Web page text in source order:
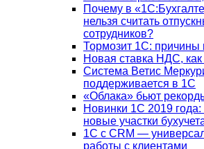
Почему в
нельзя считать
сотрудников?
Тормозит 1C: причины
Новая ставка НДС,
Система Ветис
поддерживается в 1С
«Облака» бьют
Новинки 1С 2019
новые участки
1С с CRM —
работы с клиентами